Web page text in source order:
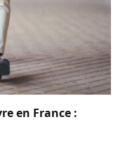
en France :